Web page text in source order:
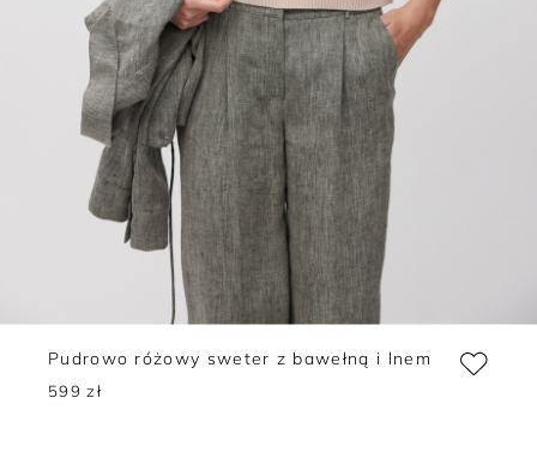
Pudrowo różowy sweter z bawełną i lnem
599 zł